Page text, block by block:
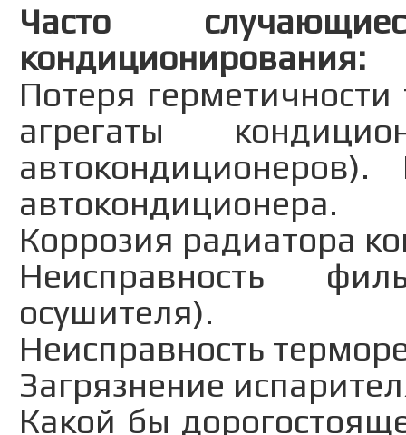
Часто
кондиционирования:
Потеря
агрегаты
автокондиционеров).
автокондиционера.
Коррозия радиатора
Неисправность
осушителя).
Неисправность
Загрязнение
Какой бы